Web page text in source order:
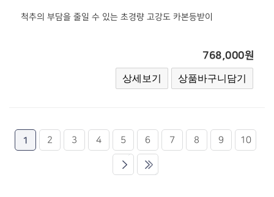
척추의 부담을 줄일 수 있는 초경량 고강도 카본등받이
768,000원
1 2 3 4 5 6 7 8 9 10